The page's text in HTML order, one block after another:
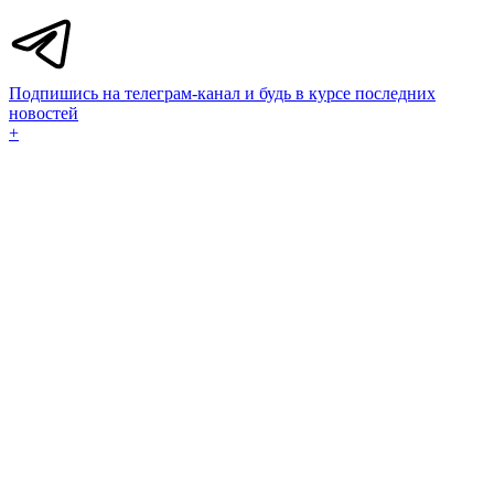
Подпишись на телеграм-канал и будь в курсе последних
новостей
+